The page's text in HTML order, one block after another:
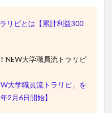
リピとは【累計利益300
NEW大学職員流トラリピ
大学職員流トラリピ」を
2月6日開始】